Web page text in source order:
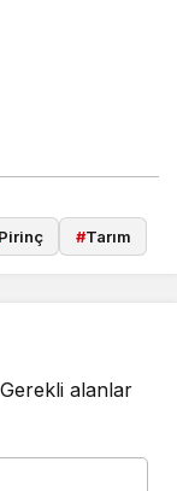
#Tarım
Gerekli alanlar